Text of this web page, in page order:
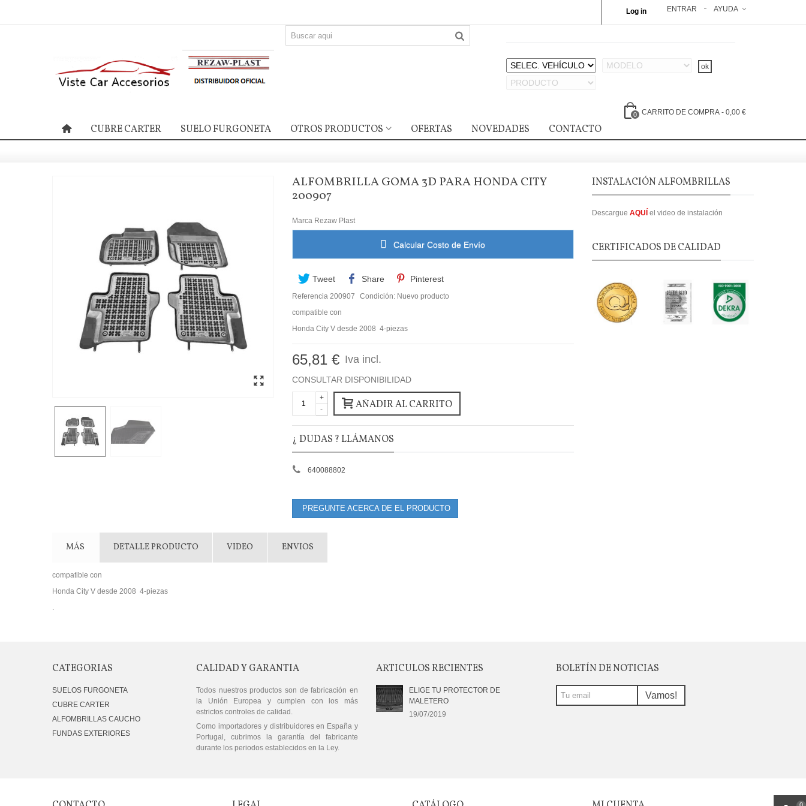
AYUDA
ENTRAR
Log in
0 CARRITO DE COMPRA - 0,00 €
CUBRE CARTER SUELO FURGONETA OTROS PRODUCTOS OFERTAS NOVEDADES CONTACTO
ALFOMBRILLA GOMA 3D PARA HONDA CITY
200907
Marca Rezaw Plast
Calcular Costo de Envío
Tweet Share Pinterest
Referencia 200907 Condición: Nuevo producto
compatible con
Honda City V desde 2008 4-piezas
65,81 € Iva incl.
CONSULTAR DISPONIBILIDAD
-
+
AÑADIR AL CARRITO
¿ DUDAS ? LLÁMANOS
640088802
PREGUNTE ACERCA DE EL PRODUCTO
INSTALACIÓN ALFOMBRILLAS
Descargue AQUÍ el video de instalación
CERTIFICADOS DE CALIDAD
MÁS DETALLE PRODUCTO VIDEO ENVIOS
compatible con
Honda City V desde 2008 4-piezas
.
CATEGORIAS
SUELOS FURGONETA
CUBRE CARTER
ALFOMBRILLAS CAUCHO
FUNDAS EXTERIORES
CALIDAD Y GARANTIA
Todos nuestros productos son de fabricación en
la Unión Europea y cumplen con los más
estrictos controles de calidad.
Como importadores y distribuidores en España y
Portugal, cubrimos la garantía del fabricante
durante los periodos establecidos en la Ley.
ARTICULOS RECIENTES
ELIGE TU PROTECTOR DE
MALETERO
19/07/2019
BOLETÍN DE NOTICIAS
Vamos!